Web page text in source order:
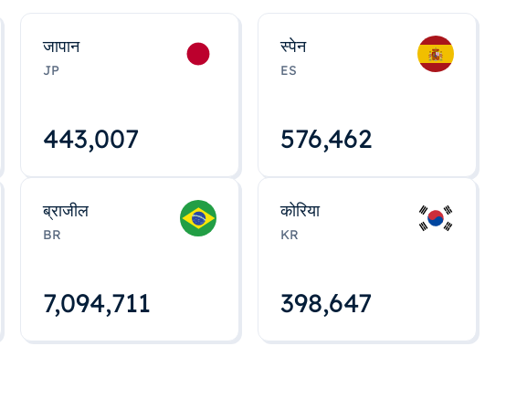
जापान
JP
443,008
स्पेन
ES
576,463
ब्राजील
BR
7,094,712
कोरिया
KR
398,648